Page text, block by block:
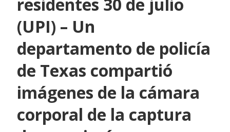
(UPI) – Un
departamento de policía
de Texas compartió
imágenes de la cámara
corporal de la captura